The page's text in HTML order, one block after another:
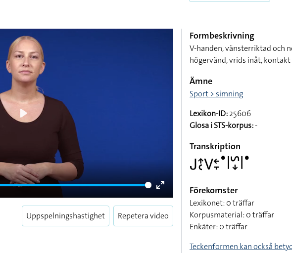
Enter
fullscreen
Play
Uppspelningshastighet Repetera video
Formbeskrivning
V-handen, vänsterriktad och
högervänd, vrids inåt, kontakt
Ämne
Sport > simning
Lexikon-ID:25606
Glosa i STS-korpus:-
Transkription
􌤢􌤴􌥗􌤭􌥓􌥙􌤟􌥼􌥲􌦊􌥼􌤟
Förekomster
Lexikonet: 0 träffar
Korpusmaterial: 0 träffar
Enkäter: 0 träffar
Teckenformen kan också